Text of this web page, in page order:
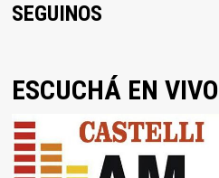
SEGUINOS
ESCUCHÁ EN VIVO